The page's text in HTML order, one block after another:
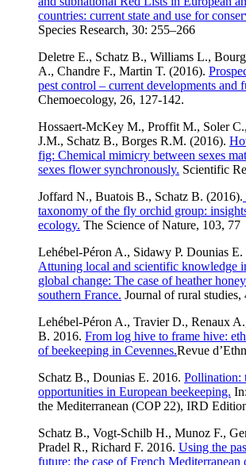
countries: current state and use for
Species Research, 30: 255–266
Deletre E., Schatz B., Williams L.,
A., Chandre F., Martin T. (2016).
pest control – current developments and
Chemoecology, 26, 127-142.
Hossaert-McKey M., Proffit M., Soler
J.M., Schatz B., Borges R.M. (2016).
fig: Chemical mimicry between sexes
sexes flower synchronously. Scientific
Joffard N., Buatois B., Schatz B. (2016).
taxonomy of the fly orchid group:
ecology. The Science of Nature, 103, 77
Lehébel-Péron A., Sidawy P. Dounias
Attuning local and scientific knowledge
global change: The case of heather
southern France. Journal of rural studies,
Lehébel-Péron A., Travier D., Renaux
B. 2016. From log hive to frame hive:
of beekeeping in Cevennes.Revue
Schatz B., Dounias E. 2016. Pollination:
opportunities in European beekeeping.
the Mediterranean (COP 22), IRD
Schatz B., Vogt-Schilb H., Munoz F.,
Pradel R., Richard F. 2016. Using the
future: the case of French Mediterranean